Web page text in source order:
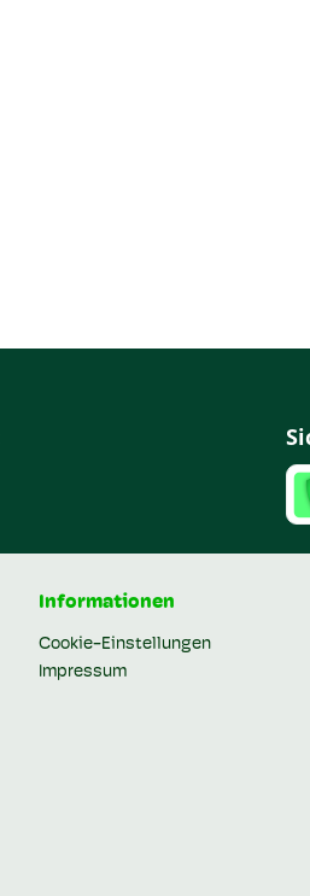
Informationen
Cookie-Einstellungen
Impressum